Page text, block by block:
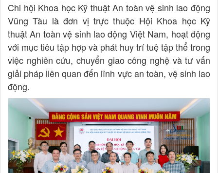
Chi hội Khoa học Kỹ thuật An toàn vệ sinh lao động
Vũng Tàu là đơn vị trực thuộc Hội Khoa học Kỹ
thuật An toàn vệ sinh lao động Việt Nam, hoạt động
với mục tiêu tập hợp và phát huy trí tuệ tập thể trong
việc nghiên cứu, chuyển giao công nghệ và tư vấn
giải pháp liên quan đến lĩnh vực an toàn, vệ sinh lao
động.